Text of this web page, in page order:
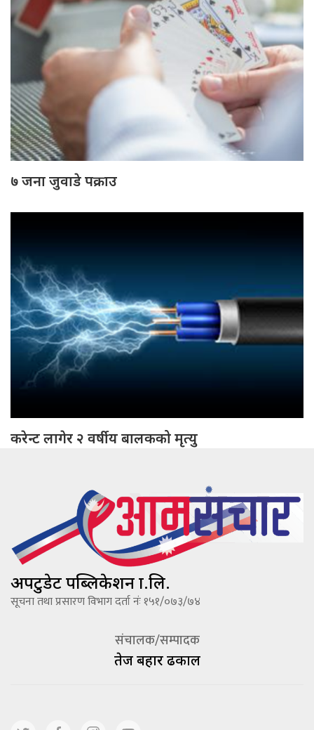
७ जना जुवाडे पक्राउ
करेन्ट लागेर २ वर्षीय बालकको मृत्यु
अपटुडेट पब्लिकेशन प्रा.लि.
सूचना तथा प्रसारण विभाग दर्ता नंः १५१/०७३/७४
संचालक/सम्पादक
तेज बहादूर ढकाल